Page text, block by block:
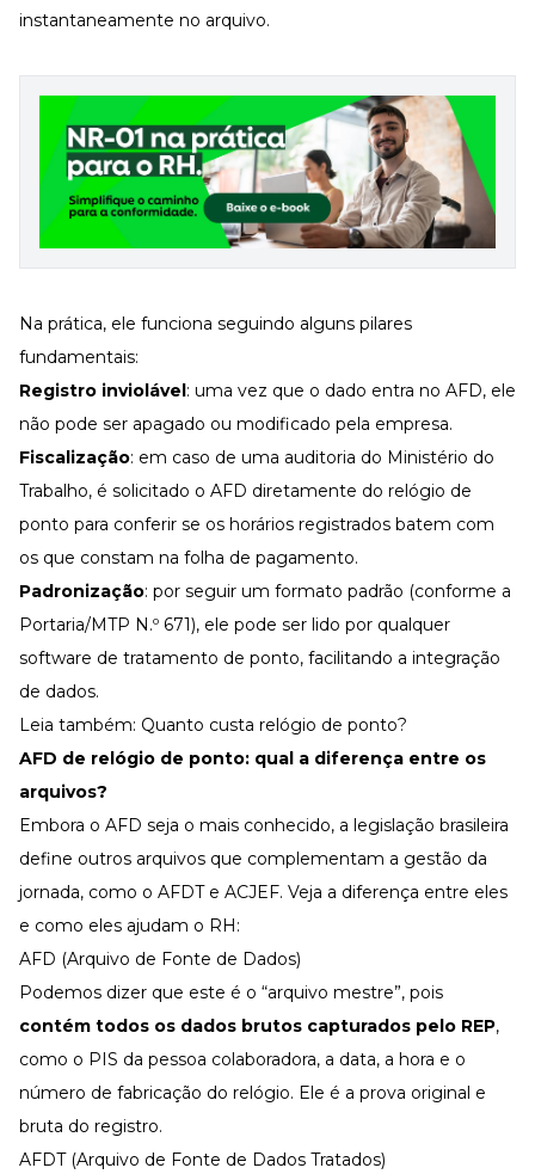
instantaneamente no arquivo.
Na prática, ele funciona seguindo alguns pilares
fundamentais:
Registro inviolável: uma vez que o dado entra no AFD, ele
não pode ser apagado ou modificado pela empresa.
Fiscalização: em caso de uma auditoria do Ministério do
Trabalho, é solicitado o AFD diretamente do relógio de
ponto para conferir se os horários registrados batem com
os que constam na folha de pagamento.
Padronização: por seguir um formato padrão (conforme a
Portaria/MTP N.º 671), ele pode ser lido por qualquer
software de tratamento de ponto, facilitando a integração
de dados.
Leia também: Quanto custa relógio de ponto?
AFD de relógio de ponto: qual a diferença entre os
arquivos?
Embora o AFD seja o mais conhecido, a legislação brasileira
define outros arquivos que complementam a gestão da
jornada, como o AFDT e ACJEF. Veja a diferença entre eles
e como eles ajudam o RH:
AFD (Arquivo de Fonte de Dados)
Podemos dizer que este é o “arquivo mestre”, pois
contém todos os dados brutos capturados pelo REP,
como o PIS da pessoa colaboradora, a data, a hora e o
número de fabricação do relógio. Ele é a prova original e
bruta do registro.
AFDT (Arquivo de Fonte de Dados Tratados)